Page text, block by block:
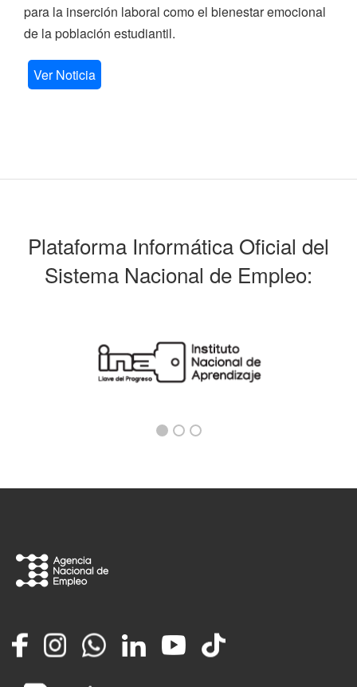
para la inserción laboral como el bienestar emocional
de la población estudiantil.
Ver Noticia
Plataforma Informática Oficial del
Sistema Nacional de Empleo:
FacebookInstagramWhatsappLinkedInYouTube
TikTok